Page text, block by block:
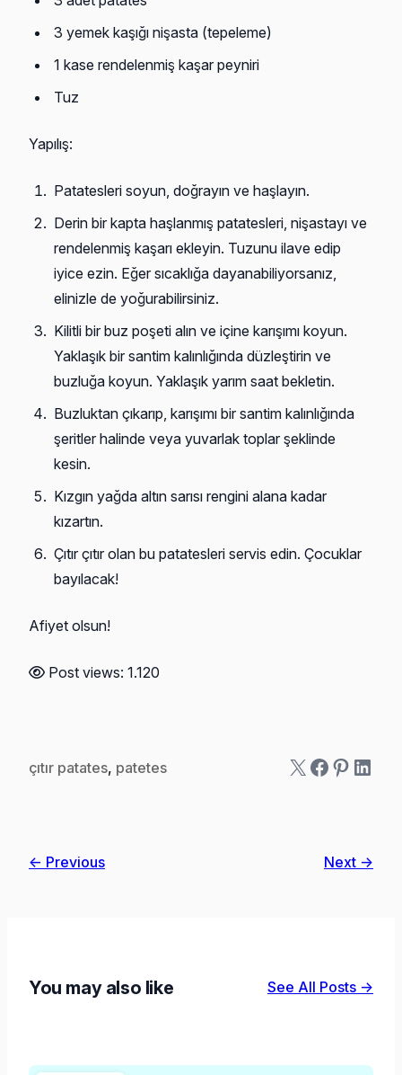
3 yemek kaşığı nişasta (tepeleme)
1 kase rendelenmiş kaşar peyniri
Tuz
Yapılış:
Patatesleri soyun, doğrayın ve haşlayın.
Derin bir kapta haşlanmış patatesleri, nişastayı ve
rendelenmiş kaşarı ekleyin. Tuzunu ilave edip
iyice ezin. Eğer sıcaklığa dayanabiliyorsanız,
elinizle de yoğurabilirsiniz.
Kilitli bir buz poşeti alın ve içine karışımı koyun.
Yaklaşık bir santim kalınlığında düzleştirin ve
buzluğa koyun. Yaklaşık yarım saat bekletin.
Buzluktan çıkarıp, karışımı bir santim kalınlığında
şeritler halinde veya yuvarlak toplar şeklinde
kesin.
Kızgın yağda altın sarısı rengini alana kadar
kızartın.
Çıtır çıtır olan bu patatesleri servis edin. Çocuklar
bayılacak!
Afiyet olsun!
Post views: 1.120
çıtır patates, patetes X
← Previous Next →
You may also like See All Posts →